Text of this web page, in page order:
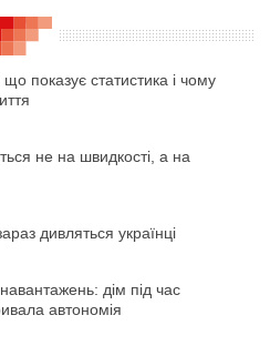
показує статистика і чому
не на швидкості, а на
дивляться українці
дім під час
автономія